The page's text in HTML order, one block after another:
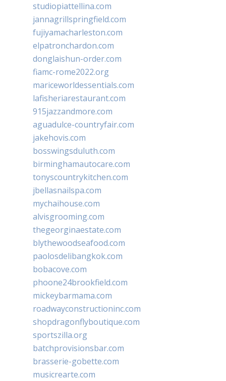
studiopiattellina.com
jannagrillspringfield.com
fujiyamacharleston.com
elpatronchardon.com
donglaishun-order.com
fiamc-rome2022.org
mariceworldessentials.com
lafisheriarestaurant.com
915jazzandmore.com
aguadulce-countryfair.com
jakehovis.com
bosswingsduluth.com
birminghamautocare.com
tonyscountrykitchen.com
jbellasnailspa.com
mychaihouse.com
alvisgrooming.com
thegeorginaestate.com
blythewoodseafood.com
paolosdelibangkok.com
bobacove.com
phoone24brookfield.com
mickeybarmama.com
roadwayconstructioninc.com
shopdragonflyboutique.com
sportszilla.org
batchprovisionsbar.com
brasserie-gobette.com
musicrearte.com